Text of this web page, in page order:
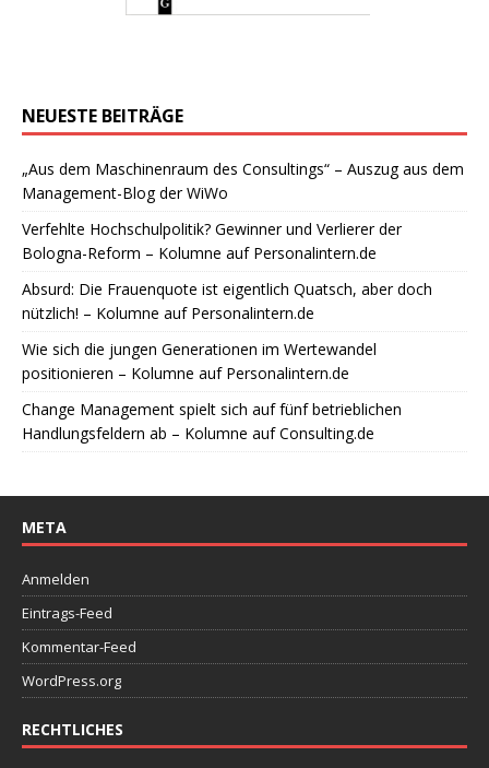
NEUESTE BEITRÄGE
„Aus dem Maschinenraum des Consultings“ – Auszug aus dem
Management-Blog der WiWo
Verfehlte Hochschulpolitik? Gewinner und Verlierer der
Bologna-Reform – Kolumne auf Personalintern.de
Absurd: Die Frauenquote ist eigentlich Quatsch, aber doch
nützlich! – Kolumne auf Personalintern.de
Wie sich die jungen Generationen im Wertewandel
positionieren – Kolumne auf Personalintern.de
Change Management spielt sich auf fünf betrieblichen
Handlungsfeldern ab – Kolumne auf Consulting.de
META
Anmelden
Eintrags-Feed
Kommentar-Feed
WordPress.org
RECHTLICHES